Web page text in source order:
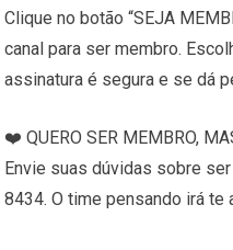
Clique no botão “SEJA
canal para ser membro.
assinatura é segura e se dá
❤️ QUERO SER MEMBRO,
Envie suas dúvidas sobre
8434. O time pensando irá te